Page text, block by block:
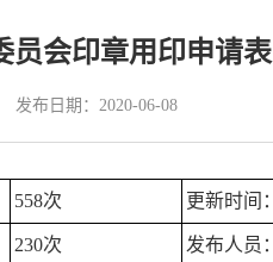
员会印章用印申请表
发布日期：2020-06-08
558次 更新时间：
230次 发布人员：